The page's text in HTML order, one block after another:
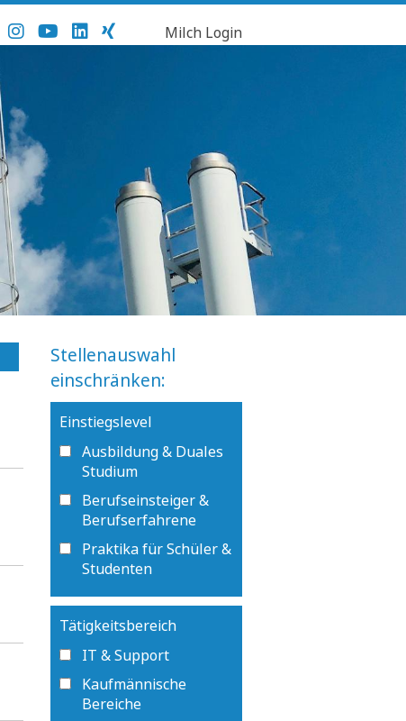
Milch Login
Stellenauswahl
einschränken:
Einstiegslevel
Ausbildung & Duales
Studium
Berufseinsteiger &
Berufserfahrene
Praktika für Schüler &
Studenten
Tätigkeitsbereich
IT & Support
Kaufmännische
Bereiche